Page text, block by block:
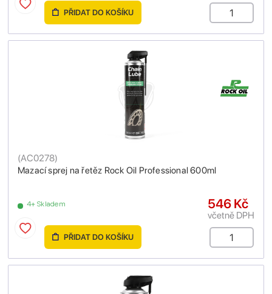
PŘIDAT DO KOŠÍKU
Mazací sprej na řetěz Rock Oil Professional 600ml
(AC0278)
4+ Skladem 546 Kč
včetně DPH
PŘIDAT DO KOŠÍKU